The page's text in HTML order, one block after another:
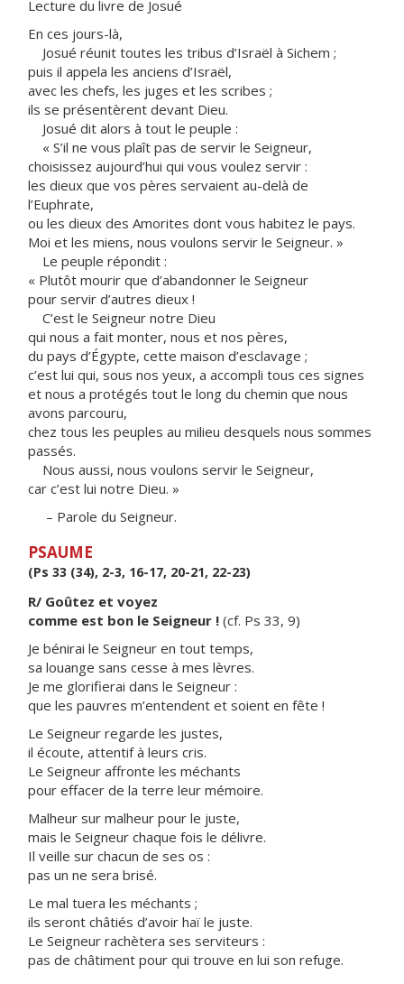
Lecture du livre de Josué
En ces jours-là,
Josué réunit toutes les tribus d’Israël à Sichem ;
puis il appela les anciens d’Israël,
avec les chefs, les juges et les scribes ;
ils se présentèrent devant Dieu.
Josué dit alors à tout le peuple :
« S’il ne vous plaît pas de servir le Seigneur,
choisissez aujourd’hui qui vous voulez servir :
les dieux que vos pères servaient au-delà de
l’Euphrate,
ou les dieux des Amorites dont vous habitez le pays.
Moi et les miens, nous voulons servir le Seigneur. »
Le peuple répondit :
« Plutôt mourir que d’abandonner le Seigneur
pour servir d’autres dieux !
C’est le Seigneur notre Dieu
qui nous a fait monter, nous et nos pères,
du pays d’Égypte, cette maison d’esclavage ;
c’est lui qui, sous nos yeux, a accompli tous ces signes
et nous a protégés tout le long du chemin que nous
avons parcouru,
chez tous les peuples au milieu desquels nous sommes
passés.
Nous aussi, nous voulons servir le Seigneur,
car c’est lui notre Dieu. »
– Parole du Seigneur.
PSAUME
(Ps 33 (34), 2-3, 16-17, 20-21, 22-23)
R/ Goûtez et voyez
comme est bon le Seigneur ! (cf. Ps 33, 9)
Je bénirai le Seigneur en tout temps,
sa louange sans cesse à mes lèvres.
Je me glorifierai dans le Seigneur :
que les pauvres m’entendent et soient en fête !
Le Seigneur regarde les justes,
il écoute, attentif à leurs cris.
Le Seigneur affronte les méchants
pour effacer de la terre leur mémoire.
Malheur sur malheur pour le juste,
mais le Seigneur chaque fois le délivre.
Il veille sur chacun de ses os :
pas un ne sera brisé.
Le mal tuera les méchants ;
ils seront châtiés d’avoir haï le juste.
Le Seigneur rachètera ses serviteurs :
pas de châtiment pour qui trouve en lui son refuge.